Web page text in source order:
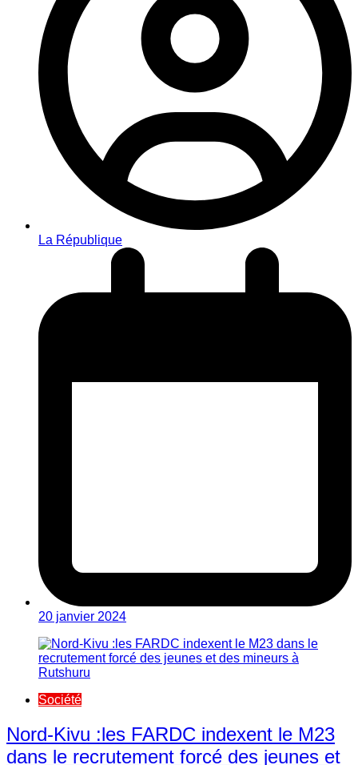
La République
20 janvier 2024
Société
Nord-Kivu :les FARDC indexent le M23
dans le recrutement forcé des jeunes et